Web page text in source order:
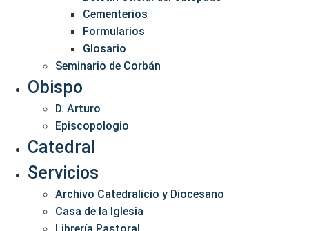
Cementerios
Formularios
Glosario
Seminario de Corbán
Obispo
D. Arturo
Episcopologio
Catedral
Servicios
Archivo Catedralicio y Diocesano
Casa de la Iglesia